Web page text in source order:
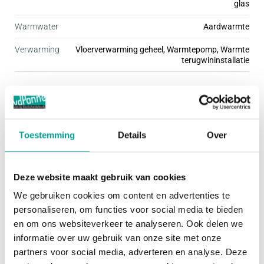
Toestemming Details Over
Deze website maakt gebruik van cookies
We gebruiken cookies om content en advertenties te
personaliseren, om functies voor social media te bieden
en om ons websiteverkeer te analyseren. Ook delen we
informatie over uw gebruik van onze site met onze
partners voor social media, adverteren en analyse. Deze
woningtypen ingericht. Daardoor is er voor
stuk zijn deze woningen fraai afgewerkt met mooie
details, wat de buurt een gezellige uitstraling geeft.
gemeen; ze zijn kindvriendelijk én autoluw. Dit
woont, terwijl je de dynamiek van de stad
Het programma van Praal bestaat uit een ruime
variatie koopwoningen, waarbij geen plattegrond
precies hetzelfde is. Afhankelijk van de grootte van
je gezin of je woonbehoefte, kies je voor een
glas
Warmwater Aardwarmte
Verwarming
Vloerverwarming geheel, Warmtepomp, Warmte
terugwininstallatie
Buitenruimte
Bergruimte
Garage Geen garage
Schuur / Berging VRIJSTAAND_HOUT